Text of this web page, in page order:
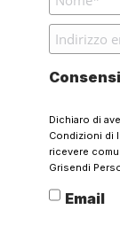
Dichiaro di
Condizioni di
ricevere
Grisendi
Email